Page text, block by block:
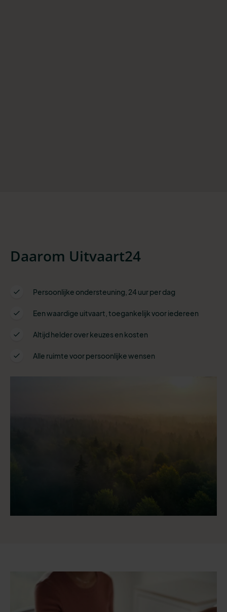
Daarom Uitvaart24
Persoonlijke ondersteuning, 24 uur per dag
Een waardige uitvaart, toegankelijk voor iedereen
Altijd helder over keuzes en kosten
Alle ruimte voor persoonlijke wensen